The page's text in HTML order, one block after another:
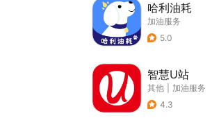
哈利油耗
加油服务
5.0
智慧U站
其他
加油服务
4.3